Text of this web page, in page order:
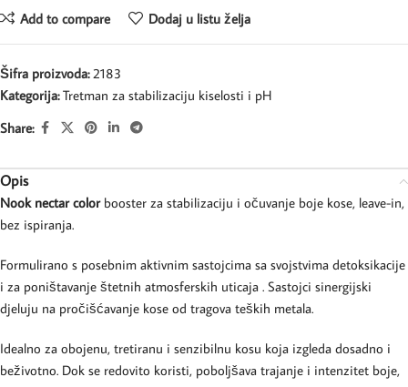
Add to compare Dodaj u listu želja
Šifra proizvoda:2183
Kategorija: Tretman za stabilizaciju kiselosti i pH
Share:
Opis
Nook nectar colorbooster za stabilizaciju i očuvanje boje kose, leave-in,
bez ispiranja.
Formulirano s posebnim aktivnim sastojcima sa svojstvima detoksikacije
i za poništavanje štetnih atmosferskih uticaja . Sastojci sinergijski
djeluju na pročišćavanje kose od tragova teških metala.
Idealno za obojenu, tretiranu i senzibilnu kosu koja izgleda dosadno i
beživotno. Dok se redovito koristi, poboljšava trajanje i intenzitet boje,